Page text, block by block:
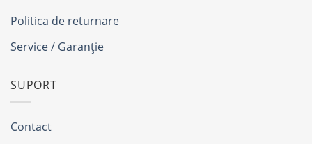
Politica de returnare
Service / Garanție
SUPORT
Contact